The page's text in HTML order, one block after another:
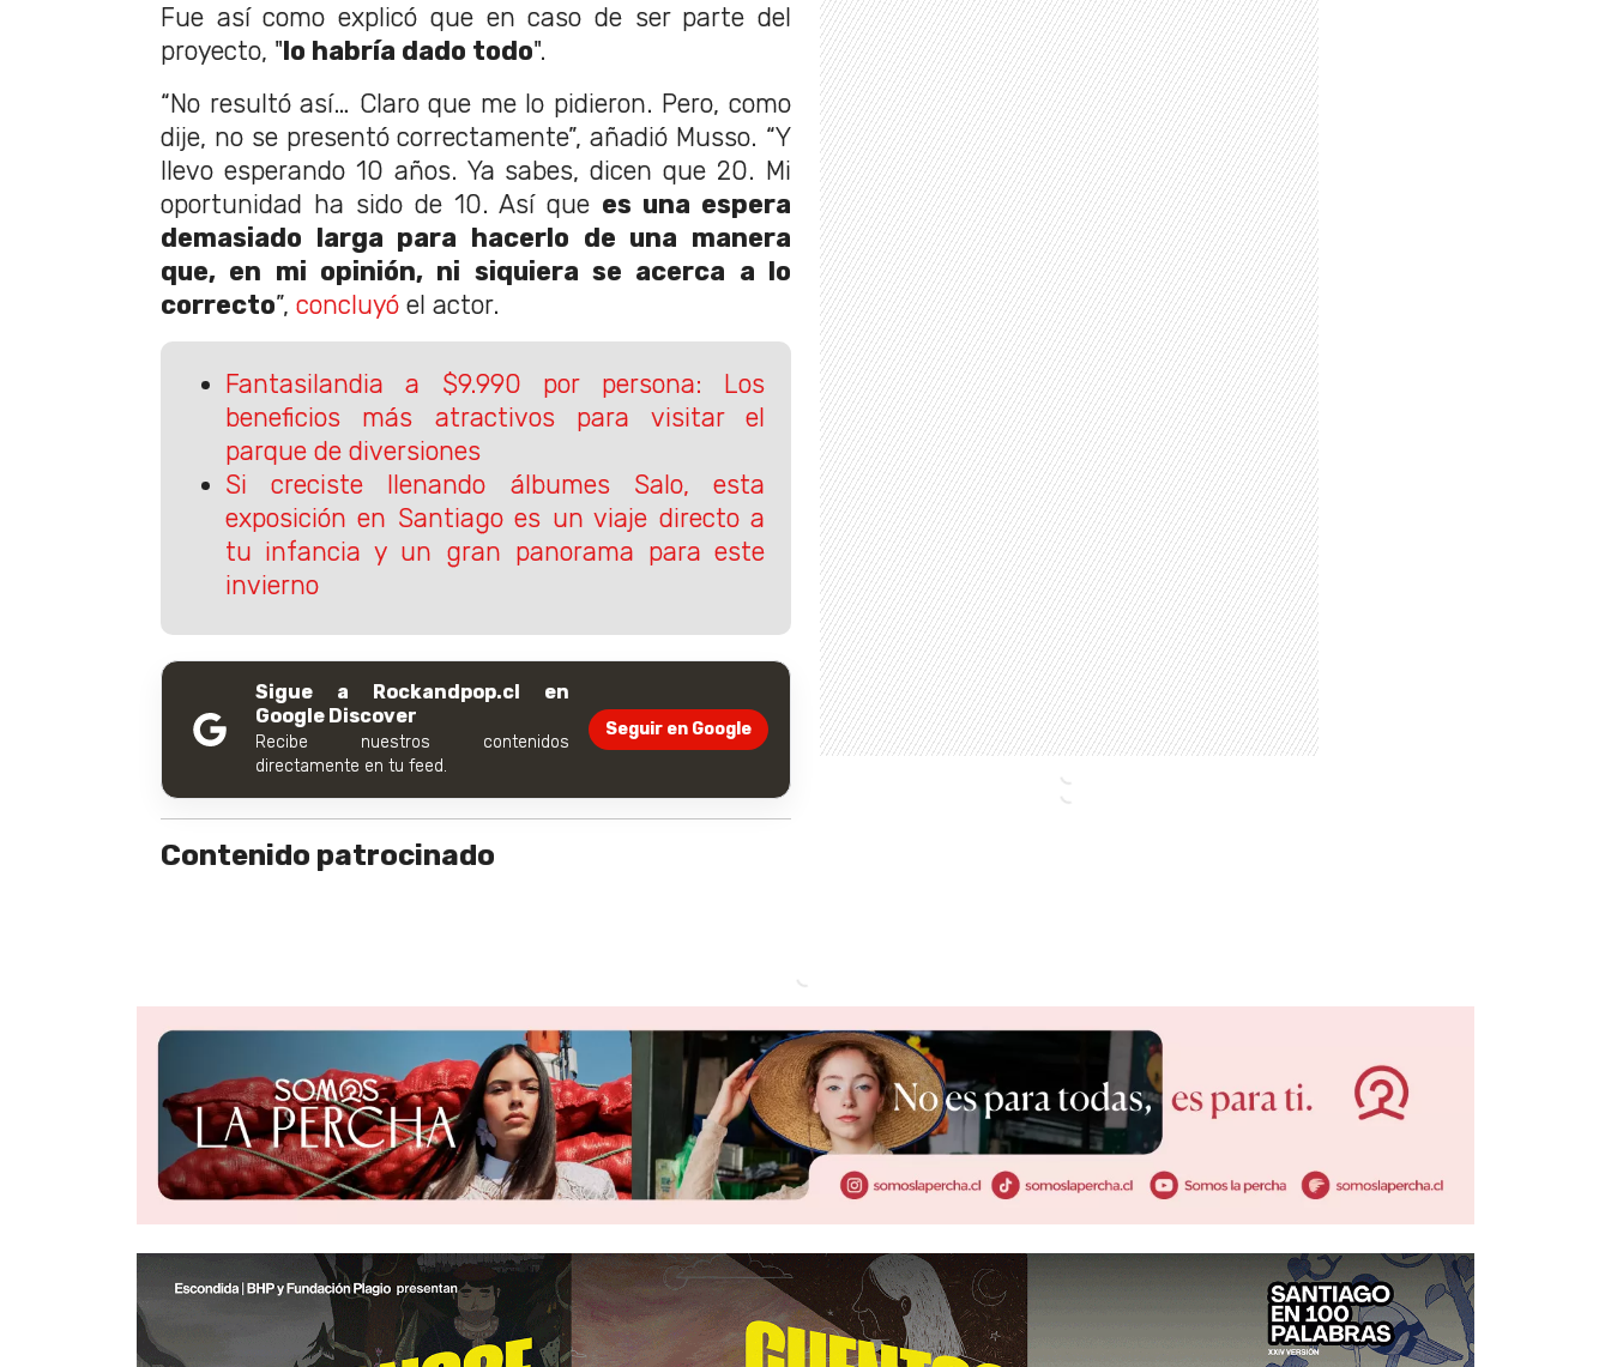
Fue así como explicó que en caso de ser parte del
proyecto, "lo habría dado todo".
“No resultó así… Claro que me lo pidieron. Pero, como
dije, no se presentó correctamente”, añadió Musso. “Y
llevo esperando 10 años. Ya sabes, dicen que 20. Mi
oportunidad ha sido de 10. Así que es una espera
demasiado larga para hacerlo de una manera
que, en mi opinión, ni siquiera se acerca a lo
correcto”, concluyó el actor.
Fantasilandia a $9.990 por persona: Los
beneficios más atractivos para visitar el
parque de diversiones
Si creciste llenando álbumes Salo, esta
exposición en Santiago es un viaje directo a
tu infancia y un gran panorama para este
invierno
Sigue a Rockandpop.cl en
Google Discover
Recibe nuestros contenidos
directamente en tu feed.
Seguir en Google
Contenido patrocinado